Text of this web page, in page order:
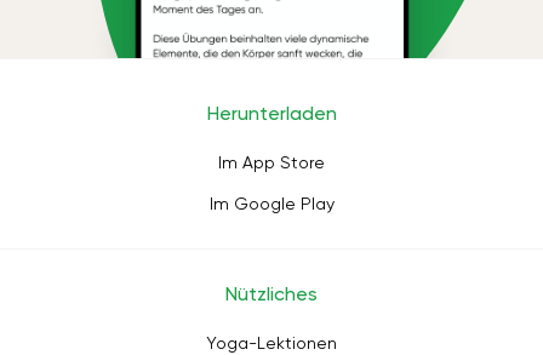
Herunterladen
Im App Store
Im Google Play
Nützliches
Yoga-Lektionen